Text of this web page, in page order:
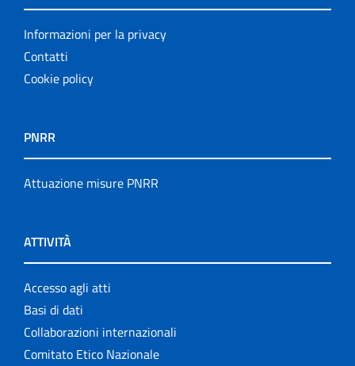
Informazioni per la privacy
Contatti
Cookie policy
PNRR
Attuazione misure PNRR
ATTIVITÀ
Accesso agli atti
Basi di dati
Collaborazioni internazionali
Comitato Etico Nazionale